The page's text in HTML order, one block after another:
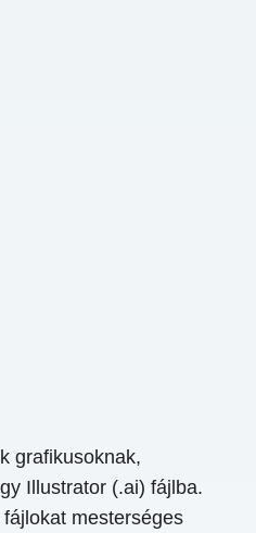
grafikusoknak,
Illustrator (.ai) fájlba.
mesterséges